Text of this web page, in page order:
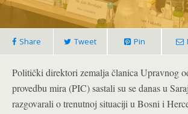
Share Tweet Pin
Politički direktori zemalja članica Upravnog
provedbu mira (PIC) sastali su se danas u
razgovarali o trenutnoj situaciji u Bosni i